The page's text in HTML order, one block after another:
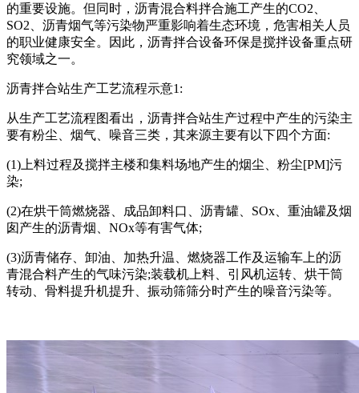
的重要设施。但同时，沥青混合料拌合施工产生的CO2、
SO2、沥青烟气等污染物严重影响着生态环境，危害相关人员
的职业健康安全。因此，沥青拌合设备环保是搅拌设备重点研
究领域之一。
沥青拌合站生产工艺流程示意1:
从生产工艺流程图看出，沥青拌合站生产过程中产生的污染主
要有粉尘、烟气、噪音三类，其来源主要有以下四个方面:
(1)上料过程及搅拌主楼和集料场地产生的烟尘、粉尘[PM]污
染;
(2)在烘干筒燃烧器、成品卸料口、沥青罐、SOx、重油罐及烟
囱产生的沥青烟、NOx等有害气体;
(3)沥青储存、卸油、加热升温、燃烧器工作及运输车上的沥
青混合料产生的气味污染;装载机上料、引风机运转、烘干筒
转动、骨料提升机提升、振动筛筛分时产生的噪音污染等。